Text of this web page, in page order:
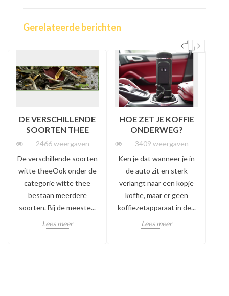
Gerelateerde berichten
DE VERSCHILLENDE
SOORTEN THEE
2466 weergaven
De verschillende soorten
witte theeOok onder de
categorie witte thee
bestaan meerdere
soorten. Bij de meeste...
Lees meer
HOE ZET JE KOFFIE
ONDERWEG?
3409 weergaven
Ken je dat wanneer je in
de auto zit en sterk
verlangt naar een kopje
koffie, maar er geen
koffiezetapparaat in de...
Lees meer